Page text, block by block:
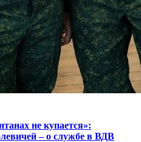
не купается»:
– о службе в ВДВ